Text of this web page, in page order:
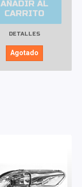
AÑADIR AL
CARRITO
DETALLES
Agotado